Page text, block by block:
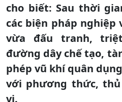
cho biết: Sau thời
các biện pháp nghiệp
vừa đấu tranh,
đường dây chế tạo,
phép vũ khí quân
với phương thức,
vi.